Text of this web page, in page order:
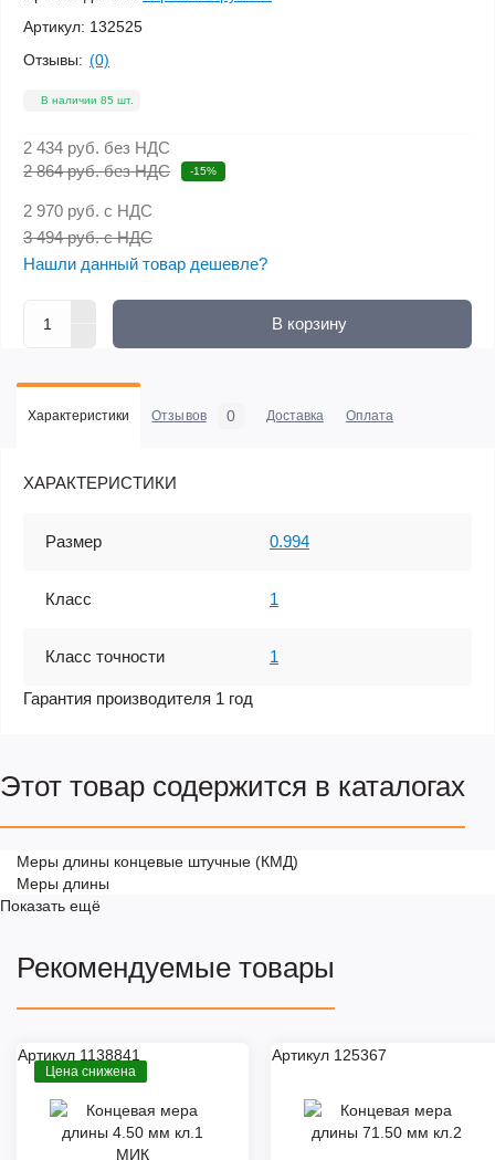
Артикул: 132525
Отзывы: (0)
В наличии 85 шт.
2 434 руб. без НДС
2 864 руб. без НДС
-15%
2 970 руб. с НДС
3 494 руб. с НДС
Нашли данный товар дешевле?
В корзину
Характеристики Отзывов 0 Доставка Оплата
ХАРАКТЕРИСТИКИ
Размер 0.994
Класс 1
Класс точности 1
Гарантия производителя 1 год
Этот товар содержится в каталогах
Меры длины концевые штучные (КМД)
Меры длины
Показать ещё
Рекомендуемые товары
Артикул 1138841
Цена снижена
Артикул 125367